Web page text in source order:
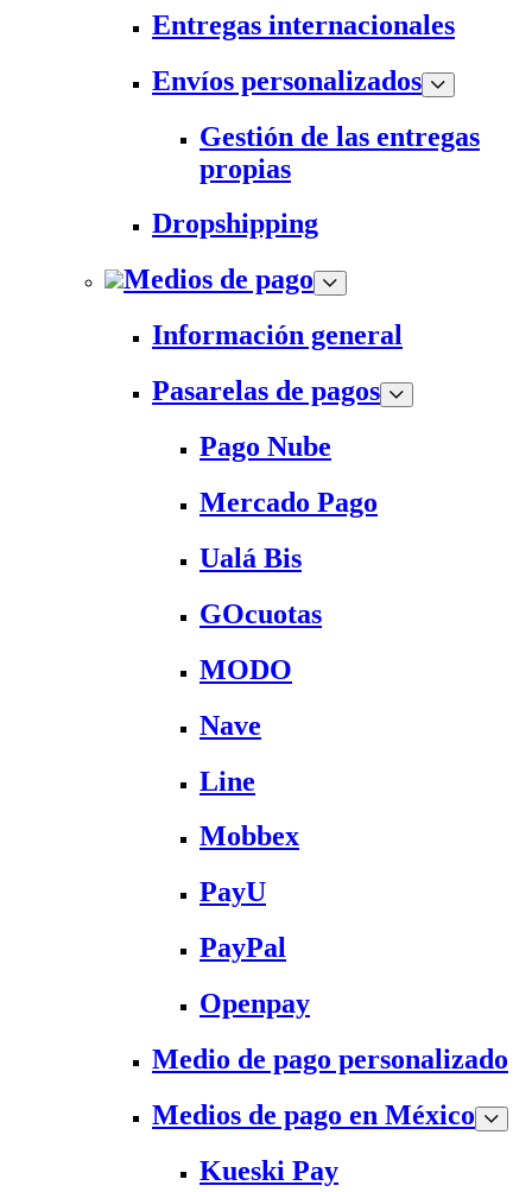
Entregas internacionales
Envíos personalizados
Gestión de las entregas
propias
Dropshipping
Medios de pago
Información general
Pasarelas de pagos
Pago Nube
Mercado Pago
Ualá Bis
GOcuotas
MODO
Nave
Line
Mobbex
PayU
PayPal
Openpay
Medio de pago personalizado
Medios de pago en México
Kueski Pay